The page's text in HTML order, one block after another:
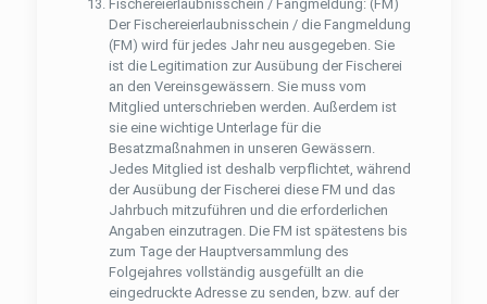
Fischereierlaubnisschein / Fangmeldung: (FM)
Der Fischereierlaubnisschein / die Fangmeldung
(FM) wird für jedes Jahr neu ausgegeben. Sie
ist die Legitimation zur Ausübung der Fischerei
an den Vereinsgewässern. Sie muss vom
Mitglied unterschrieben werden. Außerdem ist
sie eine wichtige Unterlage für die
Besatzmaßnahmen in unseren Gewässern.
Jedes Mitglied ist deshalb verpﬂichtet, während
der Ausübung der Fischerei diese FM und das
Jahrbuch mitzuführen und die erforderlichen
Angaben einzutragen. Die FM ist spätestens bis
zum Tage der Hauptversammlung des
Folgejahres vollständig ausgefüllt an die
eingedruckte Adresse zu senden, bzw. auf der